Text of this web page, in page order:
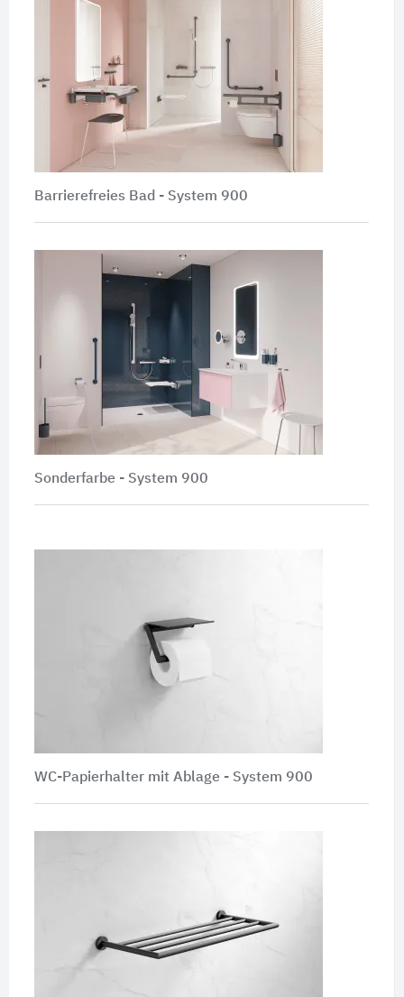
Barrierefreies Bad - System 900
Sonderfarbe - System 900
WC-Papierhalter mit Ablage - System 900